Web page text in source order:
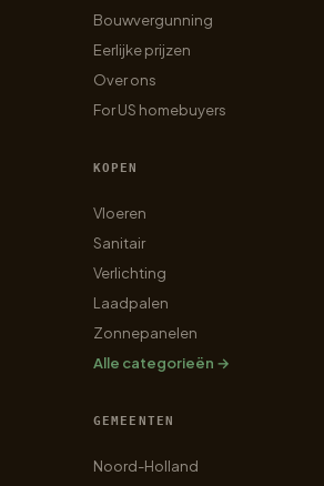
Bouwvergunning
Eerlijke prijzen
Over ons
For US homebuyers
KOPEN
Vloeren
Sanitair
Verlichting
Laadpalen
Zonnepanelen
Alle categorieën →
GEMEENTEN
Noord-Holland